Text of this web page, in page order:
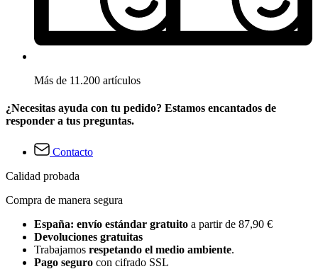
Más de 11.200 artículos
¿Necesitas ayuda con tu pedido? Estamos encantados de
responder a tus preguntas.
Contacto
Calidad probada
Compra de manera segura
España: envío estándar gratuito a partir de 87,90 €
Devoluciones gratuitas
Trabajamos respetando el medio ambiente.
Pago seguro con cifrado SSL